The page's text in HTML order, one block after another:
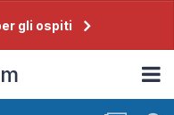
gli ospiti